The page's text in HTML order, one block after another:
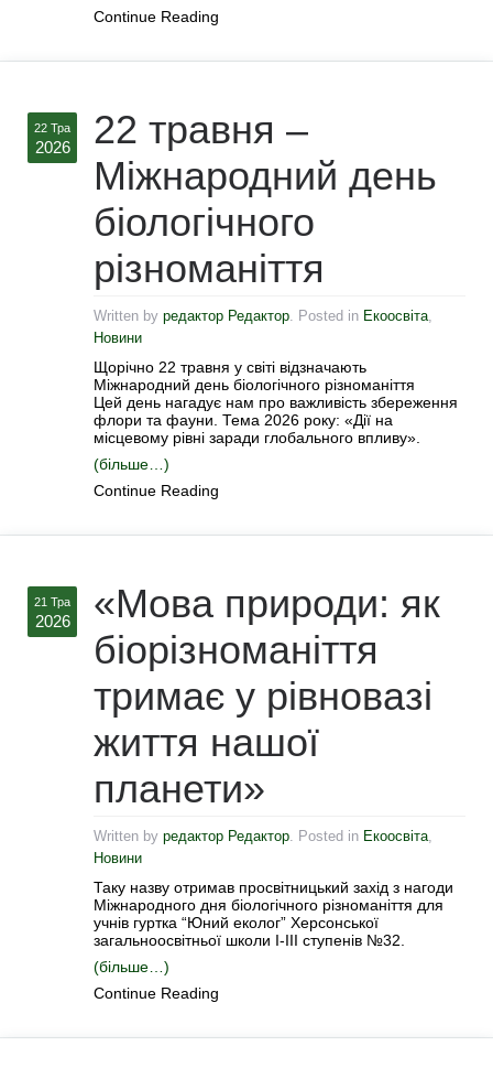
Continue Reading
22 Тра
2026
22 травня –
Міжнародний день
біологічного
різноманіття
Written by редактор Редактор . Posted in Екоосвіта
Новини
Щорічно 22 травня у світі відзначають
Міжнародний день біологічного різноманіття
Цей день нагадує нам про важливість збереження
флори та фауни. Тема 2026 року: «Дії на
місцевому рівні заради глобального впливу».
(більше…)
Continue Reading
21 Тра
2026
«Мова природи: як
біорізноманіття
тримає у рівновазі
життя нашої
планети»
Written by редактор Редактор . Posted in Екоосвіта
Новини
Таку назву отримав просвітницький захід з нагоди
Міжнародного дня біологічного різноманіття для
учнів гуртка “Юний еколог” Херсонської
загальноосвітньої школи І-ІІІ ступенів №32.
(більше…)
Continue Reading